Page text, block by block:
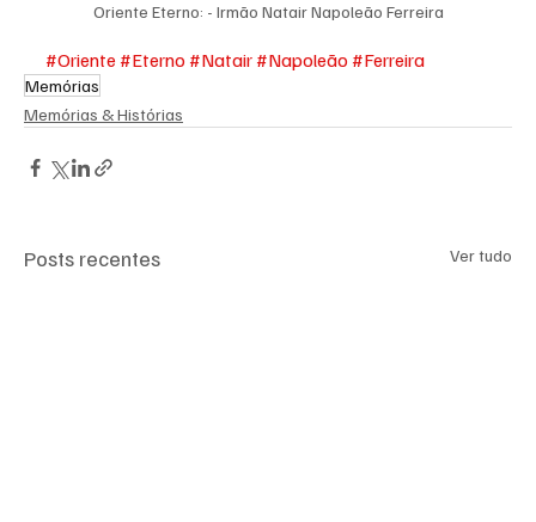
Oriente Eterno: - Irmão Natair Napoleão Ferreira
#Oriente #Eterno #Natair #Napoleão #Ferreira
Memórias
Memórias & Histórias
Posts recentes Ver tudo